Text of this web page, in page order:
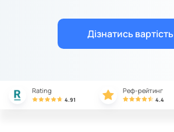
Дізнатись вартість
Rating
4.91
Реф-рейтинг
4.4